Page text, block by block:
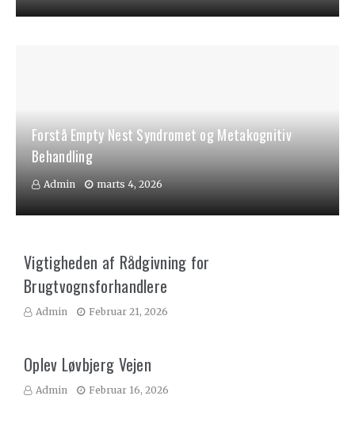
Forstå Empty Nest Syndromet og Metakognitiv
Behandling
Admin marts 4, 2026
Vigtigheden af Rådgivning for
Brugtvognsforhandlere
Admin Februar 21, 2026
Oplev Løvbjerg Vejen
Admin Februar 16, 2026